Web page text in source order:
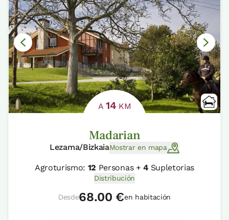
A 14 KM
Madarian
Lezama/BizkaiaMostrar en mapa
Agroturismo: 12 Personas +4Supletorias
Distribución
Desde68.00 €en habitación